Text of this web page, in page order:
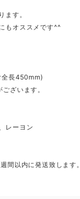
ます。
もオススメです^^
全長450mm)
ざいます。
レーヨン
間以内に発送致します。